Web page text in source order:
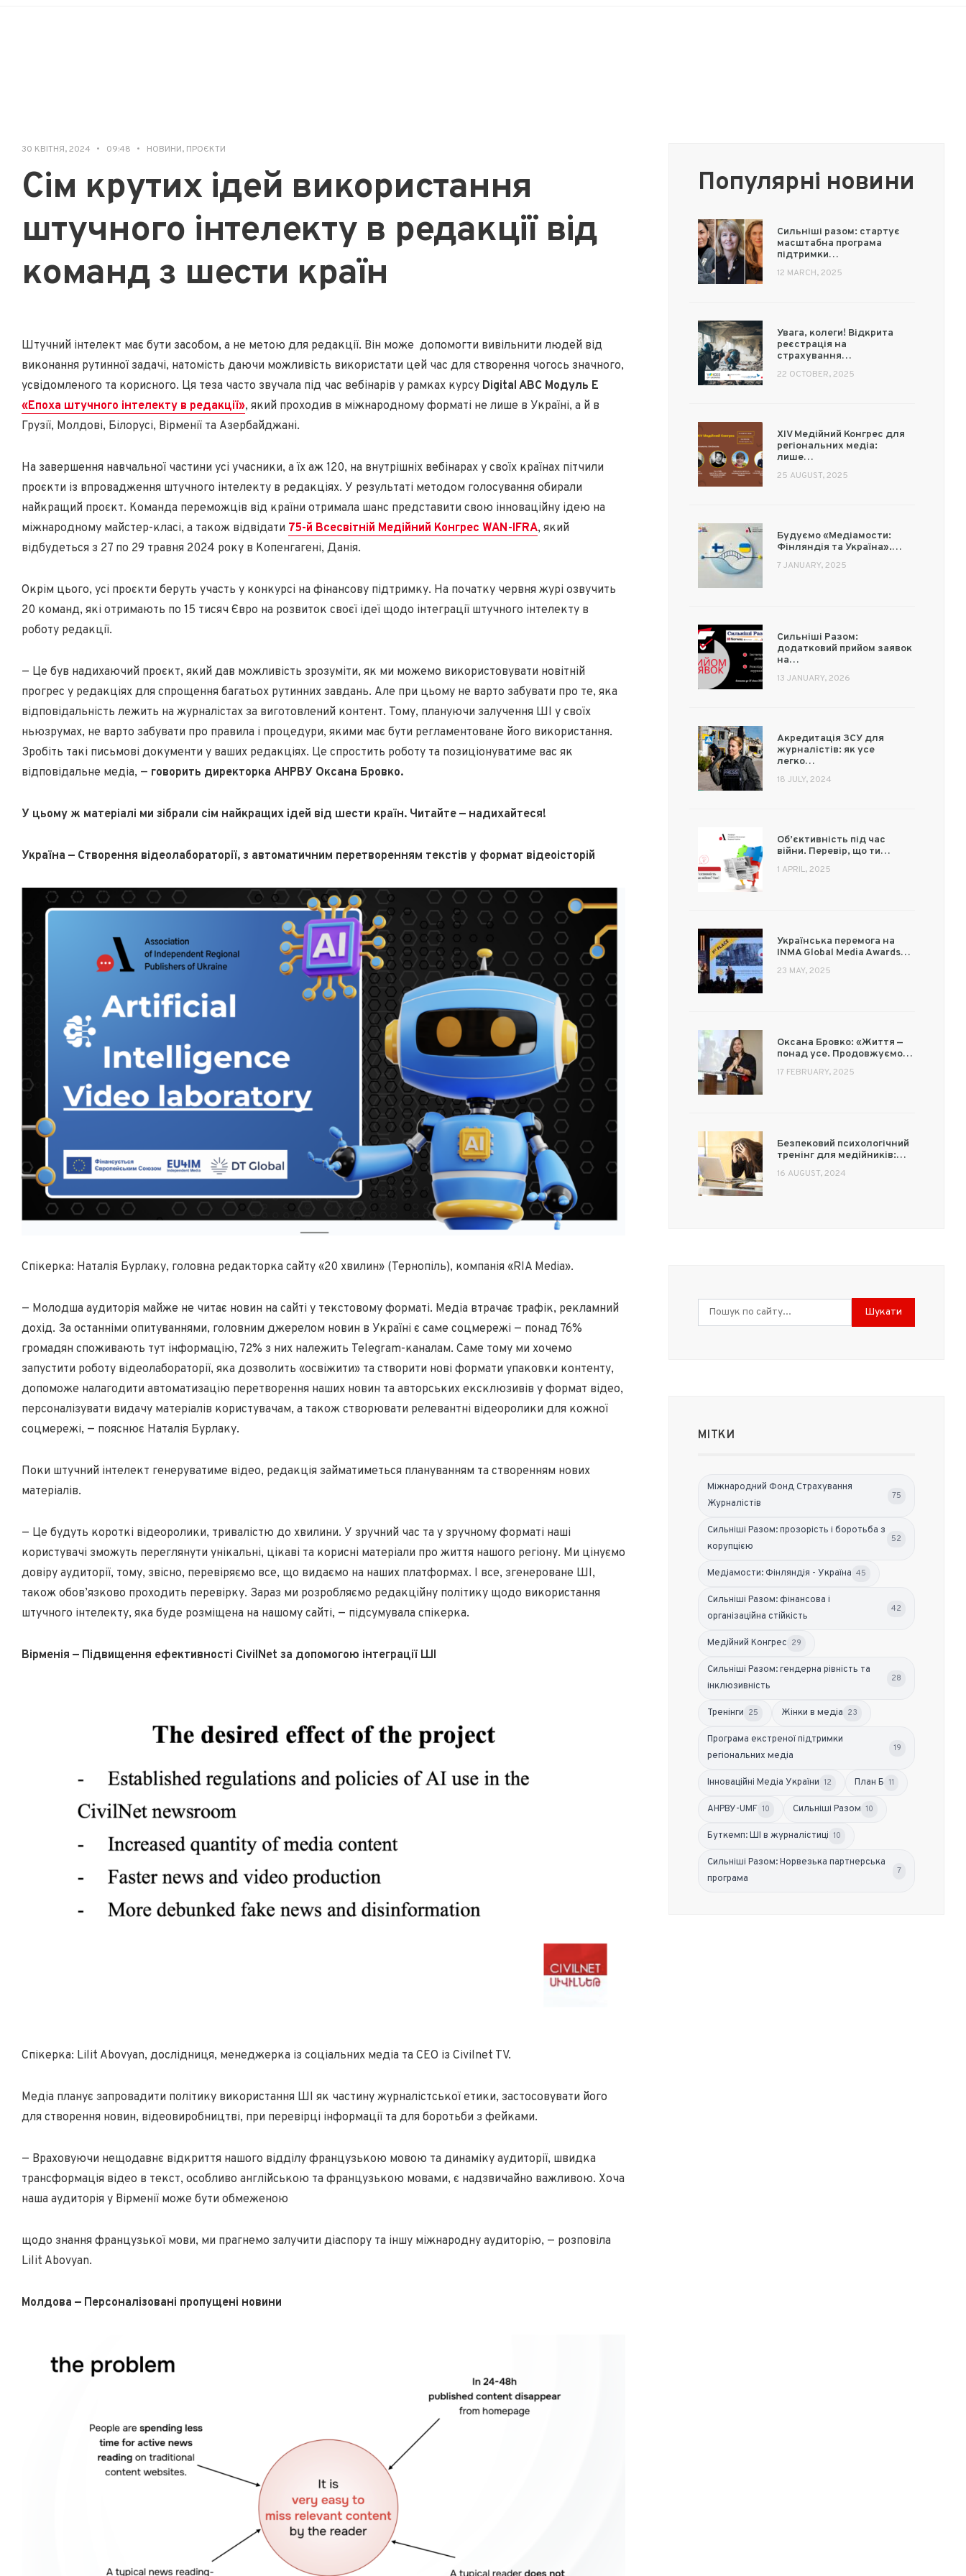
30 КВІТНЯ, 2024 • 09:48 • НОВИНИ, ПРОЄКТИ
Сім крутих ідей використання
штучного інтелекту в редакції від
команд з шести країн
Штучний інтелект має бути засобом, а не метою для редакції. Він може допомогти вивільнити людей від
виконання рутинної задачі, натомість даючи можливість використати цей час для створення чогось значного,
усвідомленого та корисного. Ця теза часто звучала під час вебінарів у рамках курсу Digital ABC Модуль Е
«Епоха штучного інтелекту в редакції», який проходив в міжнародному форматі не лише в Україні, а й в
Грузії, Молдові, Білорусі, Вірменії та Азербайджані.
На завершення навчальної частини усі учасники, а їх аж 120, на внутрішніх вебінарах у своїх країнах пітчили
проєкти із впровадження штучного інтелекту в редакціях. У результаті методом голосування обирали
найкращий проєкт. Команда переможців від країни отримала шанс представити свою інноваційну ідею на
міжнародному майстер-класі, а також відвідати 75-й Всесвітній Медійний Конгрес WAN-IFRA, який
відбудеться з 27 по 29 травня 2024 року в Копенгагені, Данія.
Окрім цього, усі проєкти беруть участь у конкурсі на фінансову підтримку. На початку червня журі озвучить
20 команд, які отримають по 15 тисяч Євро на розвиток своєї ідеї щодо інтеграції штучного інтелекту в
роботу редакції.
— Це був надихаючий проєкт, який дав можливість зрозуміти, як ми можемо використовувати новітній
прогрес у редакціях для спрощення багатьох рутинних завдань. Але при цьому не варто забувати про те, яка
відповідальність лежить на журналістах за виготовлений контент. Тому, плануючи залучення ШІ у своїх
ньюзрумах, не варто забувати про правила і процедури, якими має бути регламентоване його використання.
Зробіть такі письмові документи у ваших редакціях. Це спростить роботу та позиціонуватиме вас як
відповідальне медіа, — говорить директорка АНРВУ Оксана Бровко.
У цьому ж матеріалі ми зібрали сім найкращих ідей від шести країн. Читайте — надихайтеся!
Україна — Створення відеолабораторії, з автоматичним перетворенням текстів у формат відеоісторій
Спікерка: Наталія Бурлаку, головна редакторка сайту «20 хвилин» (Тернопіль), компанія «RIA Media».
— Молодша аудиторія майже не читає новин на сайті у текстовому форматі. Медіа втрачає трафік, рекламний
дохід. За останніми опитуваннями, головним джерелом новин в Україні є саме соцмережі — понад 76%
громадян споживають тут інформацію, 72% з них належить Telegram-каналам. Саме тому ми хочемо
запустити роботу відеолабораторії, яка дозволить «освіжити» та створити нові формати упаковки контенту,
допоможе налагодити автоматизацію перетворення наших новин та авторських ексклюзивів у формат відео,
персоналізувати видачу матеріалів користувачам, а також створювати релевантні відеоролики для кожної
соцмережі, — пояснює Наталія Бурлаку.
Поки штучний інтелект генеруватиме відео, редакція займатиметься плануванням та створенням нових
матеріалів.
— Це будуть короткі відеоролики, тривалістю до хвилини. У зручний час та у зручному форматі наші
користувачі зможуть переглянути унікальні, цікаві та корисні матеріали про життя нашого регіону. Ми цінуємо
довіру аудиторії, тому, звісно, перевіряємо все, що видаємо на наших платформах. І все, згенероване ШІ,
також обов’язково проходить перевірку. Зараз ми розробляємо редакційну політику щодо використання
штучного інтелекту, яка буде розміщена на нашому сайті, — підсумувала спікерка.
Вірменія — Підвищення ефективності CivilNet за допомогою інтеграції ШІ
Спікерка: Lilit Abovyan, дослідниця, менеджерка із соціальних медіа та CEO із Civilnet TV.
Медіа планує запровадити політику використання ШІ як частину журналістської етики, застосовувати його
для створення новин, відеовиробництві, при перевірці інформації та для боротьби з фейками.
— Враховуючи нещодавнє відкриття нашого відділу французькою мовою та динаміку аудиторії, швидка
трансформація відео в текст, особливо англійською та французькою мовами, є надзвичайно важливою. Хоча
наша аудиторія у Вірменії може бути обмеженою
щодо знання французької мови, ми прагнемо залучити діаспору та іншу міжнародну аудиторію, — розповіла
Lilit Abovyan.
Молдова — Персоналізовані пропущені новини
Популярні новини
Сильніші разом: стартує
масштабна програма
підтримки…
12 MARCH, 2025
Увага, колеги! Відкрита
реєстрація на
страхування…
22 OCTOBER, 2025
XIV Медійний Конгрес для
регіональних медіа:
лише…
25 AUGUST, 2025
Будуємо «Медіамости:
Фінляндія та Україна».…
7 JANUARY, 2025
Сильніші Разом:
додатковий прийом заявок
на…
13 JANUARY, 2026
Акредитація ЗСУ для
журналістів: як усе
легко…
18 JULY, 2024
Об’єктивність під час
війни. Перевір, що ти…
1 APRIL, 2025
Українська перемога на
INMA Global Media Awards…
23 MAY, 2025
Оксана Бровко: «Життя —
понад усе. Продовжуємо…
17 FEBRUARY, 2025
Безпековий психологічний
тренінг для медійників:…
16 AUGUST, 2024
Шукати
МІТКИ
Міжнародний Фонд Страхування
Журналістів
75
Сильніші Разом: прозорість і боротьба з
корупцією
52
Медіамости: Фінляндія - Україна 45
Сильніші Разом: фінансова і
організаційна стійкість
42
Медійний Конгрес 29
Сильніші Разом: гендерна рівність та
інклюзивність
28
Тренінги 25 Жінки в медіа 23
Програма екстреної підтримки
регіональних медіа
19
Інноваційні Медіа України 12 План Б 11
АНРВУ-UMF 10 Сильніші Разом 10
Буткемп: ШІ в журналістиці 10
Сильніші Разом: Норвезька партнерська
програма
7